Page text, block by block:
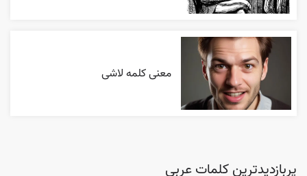
معنی کلمه لاشی
پربازدیدترین کلمات عربی